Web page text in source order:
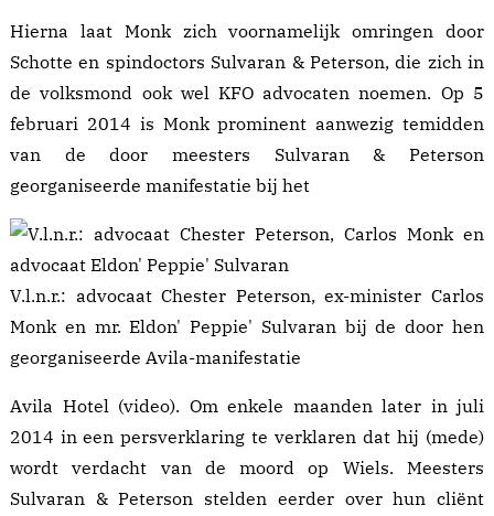
Hierna laat Monk zich voornamelijk omringen door
Schotte en spindoctors Sulvaran & Peterson, die zich in
de volksmond ook wel KFO advocaten noemen. Op 5
februari 2014 is Monk prominent aanwezig temidden
van de door meesters Sulvaran & Peterson
georganiseerde manifestatie bij het
V.l.n.r.: advocaat Chester Peterson, ex-minister Carlos
Monk en mr. Eldon' Peppie' Sulvaran bij de door hen
georganiseerde Avila-manifestatie
Avila Hotel (video). Om enkele maanden later in juli
2014 in een persverklaring te verklaren dat hij (mede)
wordt verdacht van de moord op Wiels. Meesters
Sulvaran & Peterson stelden eerder over hun cliënt